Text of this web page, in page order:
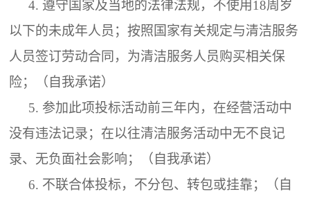
4.遵守国家及当地的法律法规，不使用18周岁
以下的未成年人员；按照国家有关规定与清洁服务
人员签订劳动合同，为清洁服务人员购买相关保
险；（自我承诺）
5. 参加此项投标活动前三年内，在经营活动中
没有违法记录；在以往清洁服务活动中无不良记
录、无负面社会影响；（自我承诺）
6. 不联合体投标，不分包、转包或挂靠；（自